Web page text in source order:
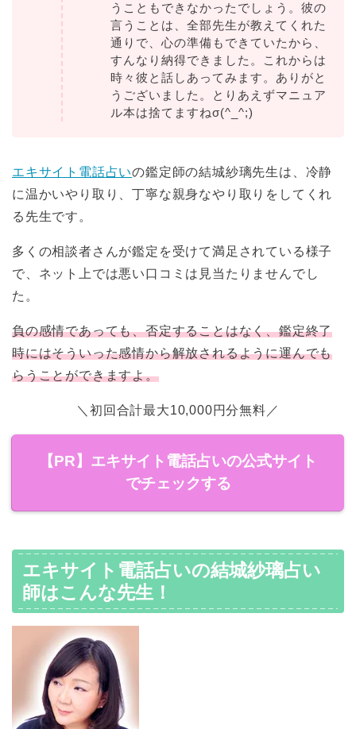
うこともできなかったでしょう。彼の
言うことは、全部先生が教えてくれた
通りで、心の準備もできていたから、
すんなり納得できました。これからは
時々彼と話しあってみます。ありがと
うございました。とりあえずマニュア
ル本は捨てますねσ(^_^;)
エキサイト電話占いの鑑定師の結城紗璃先生は、冷静
に温かいやり取り、丁寧な親身なやり取りをしてくれ
る先生です。
多くの相談者さんが鑑定を受けて満足されている様子
で、ネット上では悪い口コミは見当たりませんでし
た。
負の感情であっても、否定することはなく、鑑定終了
時にはそういった感情から解放されるように運んでも
らうことができますよ。
＼初回合計最大10,000円分無料／
【PR】エキサイト電話占いの公式サイト
でチェックする
エキサイト電話占いの結城紗璃占い
師はこんな先生！